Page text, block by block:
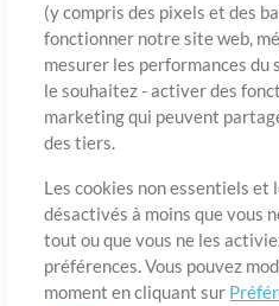
(y compris des pixels et des
fonctionner notre site web,
mesurer les performances du
le souhaitez - activer des
marketing qui peuvent
des tiers.
Les cookies non essentiels et
désactivés à moins que vous
tout ou que vous ne les
préférences. Vous pouvez
moment en cliquant sur
S’inscrireMot de passe oublié?
matière de
©2006-2026 par MultiTracks